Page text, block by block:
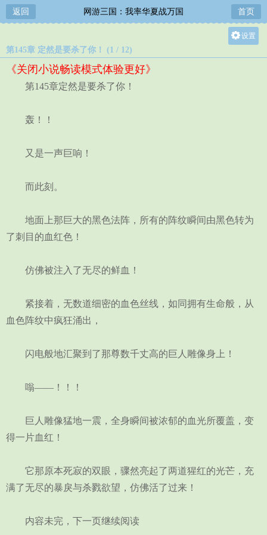
返回 网游三国：我率华夏战万国 首页
设置
第145章 定然是要杀了你！ (1 / 12)
《关闭小说畅读模式体验更好》
第145章定然是要杀了你！
轰！！
又是一声巨响！
而此刻。
地面上那巨大的黑色法阵，所有的阵纹瞬间由黑色转为
了刺目的血红色！
仿佛被注入了无尽的鲜血！
紧接着，无数道细密的血色丝线，如同拥有生命般，从
血色阵纹中疯狂涌出，
闪电般地汇聚到了那尊数千丈高的巨人雕像身上！
嗡——！！！
巨人雕像猛地一震，全身瞬间被浓郁的血光所覆盖，变
得一片血红！
它那原本死寂的双眼，骤然亮起了两道猩红的光芒，充
满了无尽的暴戾与杀戮欲望，仿佛活了过来！
内容未完，下一页继续阅读